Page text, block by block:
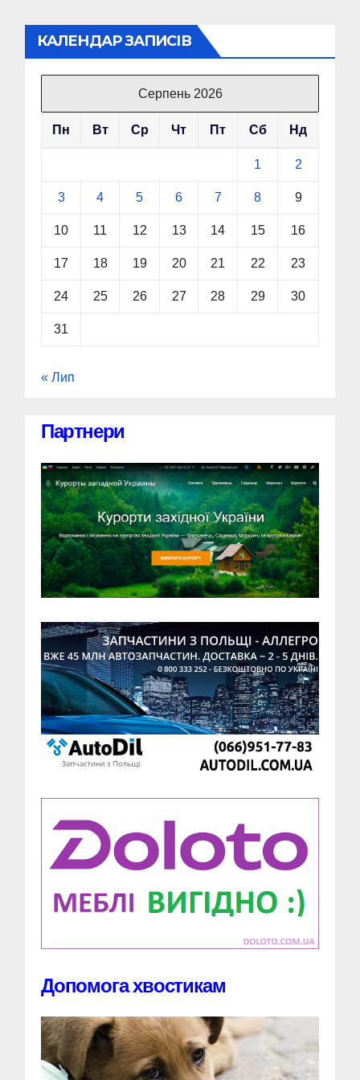
КАЛЕНДАР ЗАПИСІВ
Серпень 2026
Пн Вт Ср Чт Пт Сб Нд
1 2
3 4 5 6 7 8 9
10 11 12 13 14 15 16
17 18 19 20 21 22 23
24 25 26 27 28 29 30
31
« Лип
Партнери
Допомога хвостикам